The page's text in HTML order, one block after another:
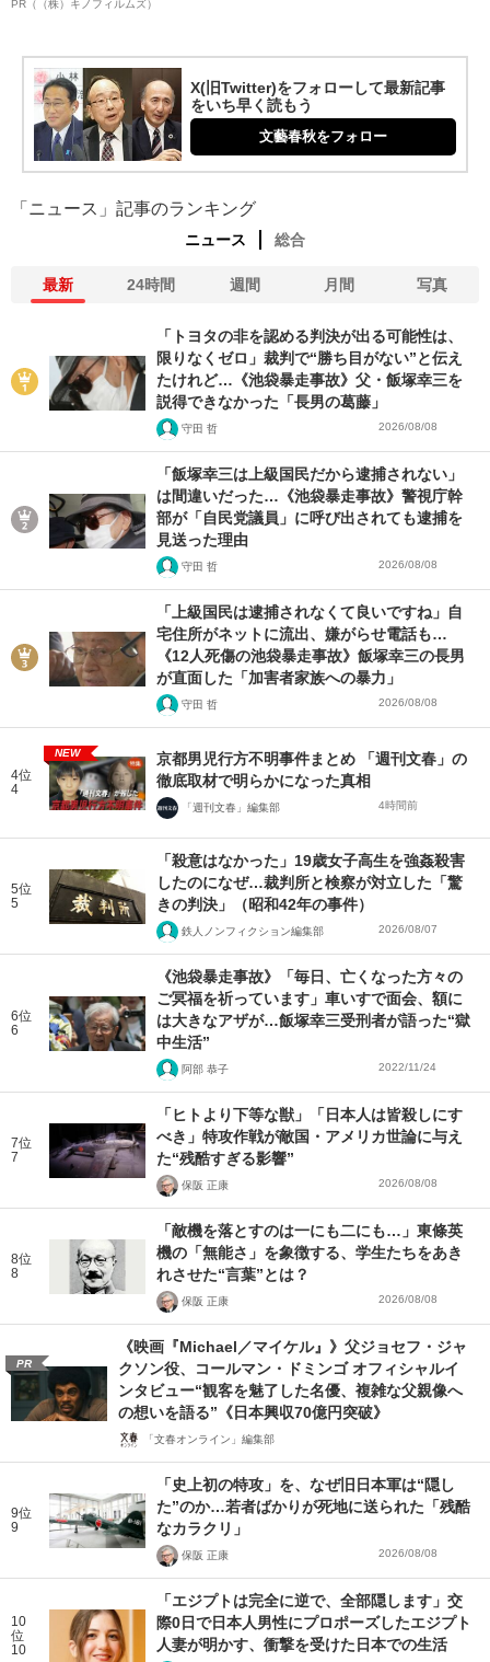
PR（（株）キノフィルムズ）
X(旧Twitter)をフォローして最新記事
をいち早く読もう
文藝春秋をフォロー
「ニュース」記事のランキング
ニュース 総合
最新 24時間 週間 月間 写真
「トヨタの非を認める判決が出る可能性は、
限りなくゼロ」裁判で“勝ち目がない”と伝え
たけれど…《池袋暴走事故》父・飯塚幸三を
説得できなかった「長男の葛藤」
守田 哲 2026/08/08
「飯塚幸三は上級国民だから逮捕されない」
は間違いだった…《池袋暴走事故》警視庁幹
部が「自民党議員」に呼び出されても逮捕を
見送った理由
守田 哲 2026/08/08
「上級国民は逮捕されなくて良いですね」自
宅住所がネットに流出、嫌がらせ電話も…
《12人死傷の池袋暴走事故》飯塚幸三の長男
が直面した「加害者家族への暴力」
守田 哲 2026/08/08
4位
4
NEW
京都男児行方不明事件まとめ 「週刊文春」の
徹底取材で明らかになった真相
「週刊文春」編集部 4時間前
5位
5
「殺意はなかった」19歳女子高生を強姦殺害
したのになぜ…裁判所と検察が対立した「驚
きの判決」（昭和42年の事件）
鉄人ノンフィクション編集部 2026/08/07
6位
6
《池袋暴走事故》「毎日、亡くなった方々の
ご冥福を祈っています」車いすで面会、額に
は大きなアザが…飯塚幸三受刑者が語った“獄
中生活”
阿部 恭子 2022/11/24
7位
7
「ヒトより下等な獣」「日本人は皆殺しにす
べき」特攻作戦が敵国・アメリカ世論に与え
た“残酷すぎる影響”
保阪 正康 2026/08/08
8位
8
「敵機を落とすのは一にも二にも…」東條英
機の「無能さ」を象徴する、学生たちをあき
れさせた“言葉”とは？
保阪 正康 2026/08/08
PR
《映画『Michael／マイケル』》父ジョセフ・ジャ
クソン役、コールマン・ドミンゴ オフィシャルイ
ンタビュー“観客を魅了した名優、複雑な父親像へ
の想いを語る”《日本興収70億円突破》
「文春オンライン」編集部
9位
9
「史上初の特攻」を、なぜ旧日本軍は“隠し
た”のか…若者ばかりが死地に送られた「残酷
なカラクリ」
保阪 正康 2026/08/08
10
位
10
「エジプトは完全に逆で、全部隠します」交
際0日で日本人男性にプロポーズしたエジプト
人妻が明かす、衝撃を受けた日本での生活